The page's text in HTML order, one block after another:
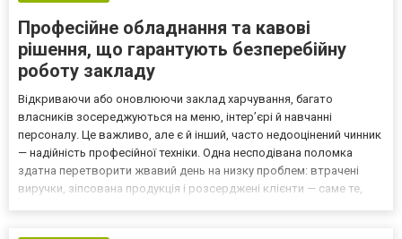
Професійне обладнання та кавові
рішення, що гарантують безперебійну
роботу закладу
Відкриваючи або оновлюючи заклад харчування, багато
власників зосереджуються на меню, інтер’єрі й навчанні
персоналу. Це важливо, але є й інший, часто недооцінений чинник
— надійність професійної техніки. Одна несподівана поломка
здатна перетворити жвавий день на низку проблем: втрачені
виручки, зіпсована продукція і розсерджені клієнти — саме те,